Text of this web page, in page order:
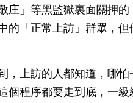
庄」等黑監獄裏面關押
的「正常上訪」群眾，
，上訪的人都知道，哪
個程序都要走到底，一